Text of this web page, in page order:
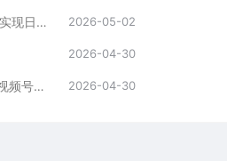
26年最新风口项目，AI工具创作写小说，轻松实现日入1000+ 2026-05-02
2026-04-30
最新：视频号AI一键生成武侠风格视频，狂撸视频号分成收益，学完轻松日入1000+ 2026-04-30